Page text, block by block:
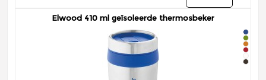
Elwood 410 ml geïsoleerde thermosbeker